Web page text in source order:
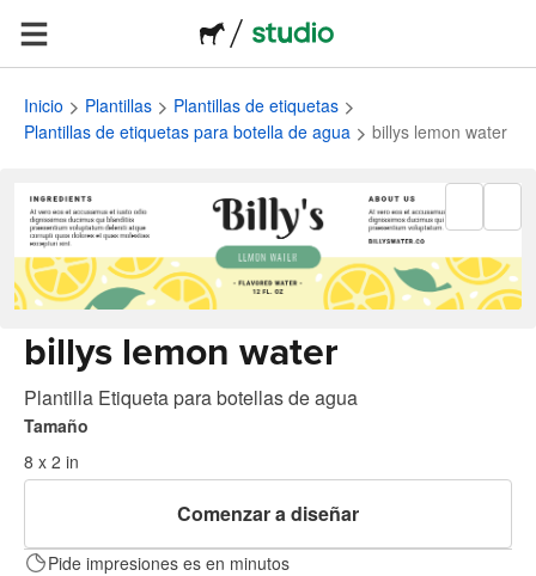
Inicio Plantillas
Plantillas de etiquetas
Plantillas de etiquetas para botella de agua
billys lemon water
billys lemon water
Plantilla Etiqueta para botellas de agua
Tamaño
8 x 2 in
Comenzar a diseñar
Pide impresiones es en minutos